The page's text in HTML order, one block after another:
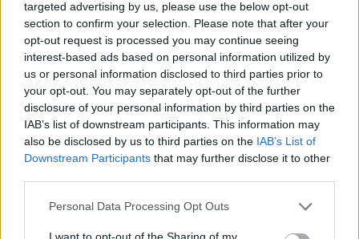
targeted advertising by us, please use the below opt-out
section to confirm your selection. Please note that after your
opt-out request is processed you may continue seeing
interest-based ads based on personal information utilized by
us or personal information disclosed to third parties prior to
your opt-out. You may separately opt-out of the further
disclosure of your personal information by third parties on the
IAB’s list of downstream participants. This information may
also be disclosed by us to third parties on the IAB’s List of
Downstream Participants that may further disclose it to other
Personal Data Processing Opt Outs
I want to opt-out of the Sharing of my
Ελλάδα
Παραλύει η χώρα από τη 24ωρη απεργία
νομοσχέδιο